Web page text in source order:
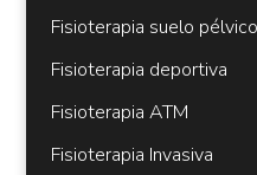
Fisioterapia suelo pélvico
Fisioterapia deportiva
Fisioterapia ATM
Fisioterapia Invasiva